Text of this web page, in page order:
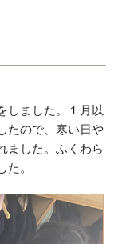
しました。１月以
たので、寒い日や
ました。ふくわら
た。